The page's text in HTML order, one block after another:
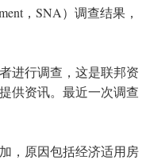
，SNA）调查结果，
进行调查，这是联邦资
供资讯。最近一次调查
，原因包括经济适用房